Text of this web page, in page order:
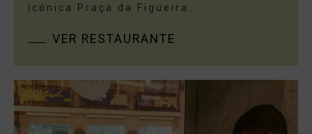
icónica Praça da Figueira.
VER RESTAURANTE